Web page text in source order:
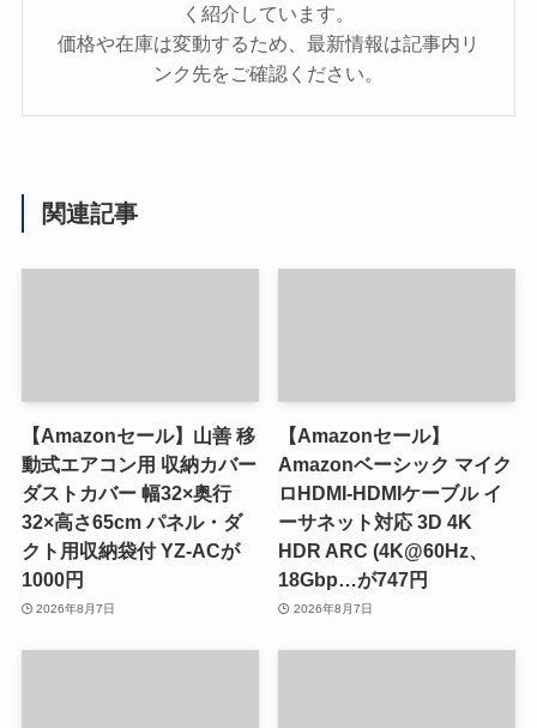
く紹介しています。
価格や在庫は変動するため、最新情報は記事内リ
ンク先をご確認ください。
関連記事
【Amazonセール】山善 移
動式エアコン用 収納カバー
ダストカバー 幅32×奥行
32×高さ65cm パネル・ダ
クト用収納袋付 YZ-ACが
1000円
2026年8月7日
【Amazonセール】
Amazonベーシック マイク
ロHDMI-HDMIケーブル イ
ーサネット対応 3D 4K
HDR ARC (4K@60Hz、
18Gbp…が747円
2026年8月7日